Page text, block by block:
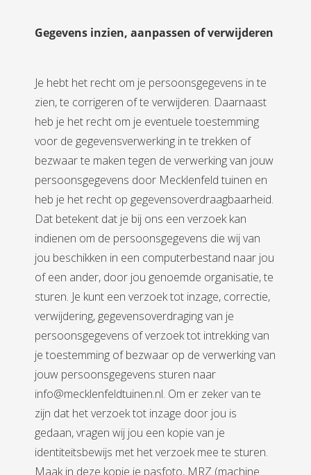
Gegevens inzien, aanpassen of verwijderen
Je hebt het recht om je persoonsgegevens in te
zien, te corrigeren of te verwijderen. Daarnaast
heb je het recht om je eventuele toestemming
voor de gegevensverwerking in te trekken of
bezwaar te maken tegen de verwerking van jouw
persoonsgegevens door Mecklenfeld tuinen en
heb je het recht op gegevensoverdraagbaarheid.
Dat betekent dat je bij ons een verzoek kan
indienen om de persoonsgegevens die wij van
jou beschikken in een computerbestand naar jou
of een ander, door jou genoemde organisatie, te
sturen. Je kunt een verzoek tot inzage, correctie,
verwijdering, gegevensoverdraging van je
persoonsgegevens of verzoek tot intrekking van
je toestemming of bezwaar op de verwerking van
jouw persoonsgegevens sturen naar
info@mecklenfeldtuinen.nl. Om er zeker van te
zijn dat het verzoek tot inzage door jou is
gedaan, vragen wij jou een kopie van je
identiteitsbewijs met het verzoek mee te sturen.
Maak in deze kopie je pasfoto, MRZ (machine